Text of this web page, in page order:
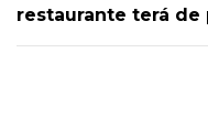
restaurante terá de